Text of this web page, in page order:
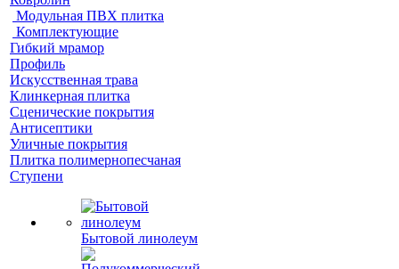
Модульная ПВХ плитка
Комплектующие
Гибкий мрамор
Профиль
Искусственная трава
Клинкерная плитка
Сценические покрытия
Антисептики
Уличные покрытия
Плитка полимернопесчаная
Ступени
Бытовой линолеум